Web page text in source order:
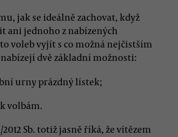
jak se ideálně zachovat, když
ani jednoho z nabízených
voleb vyjít s co možná nejčistším
dvě základní možnosti:
urny prázdný lístek;
volbám.
2012 Sb. totiž jasně říká, že vítězem